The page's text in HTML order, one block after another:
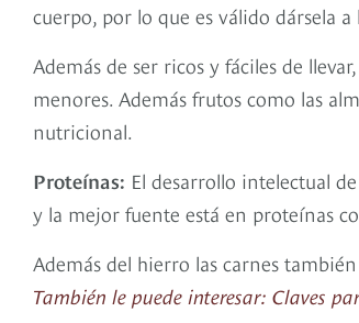
cuerpo, por lo que es válido dársela a
Además de ser ricos y fáciles de
menores. Además frutos como las
nutricional.
Proteínas: El desarrollo intelectual
y la mejor fuente está en proteínas
Además del hierro las carnes
También le puede interesar: Claves